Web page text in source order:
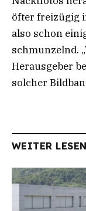
öfter freizügig
also schon
schmunzelnd.
Herausgeber
solcher
WEITER LESEN